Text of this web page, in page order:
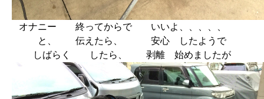
オナニー 終ってからで いいよ、、、、、
と、 伝えたら、 安心 したようで
しばらく したら、 剥離 始めましたが